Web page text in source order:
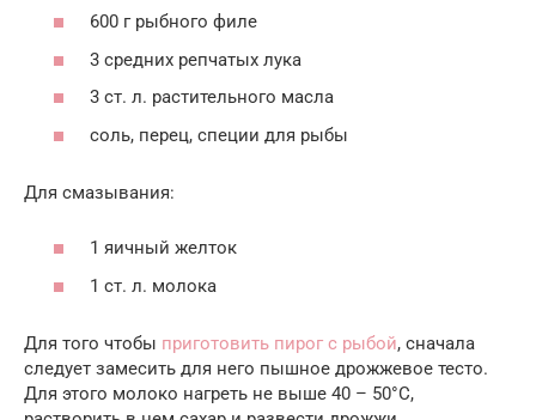
600 г рыбного филе
3 средних репчатых лука
3 ст. л. растительного масла
соль, перец, специи для рыбы
Для смазывания:
1 яичный желток
1 ст. л. молока
Для того чтобы приготовить пирог с рыбой, сначала
следует замесить для него пышное дрожжевое тесто.
Для этого молоко нагреть не выше 40 – 50°С,